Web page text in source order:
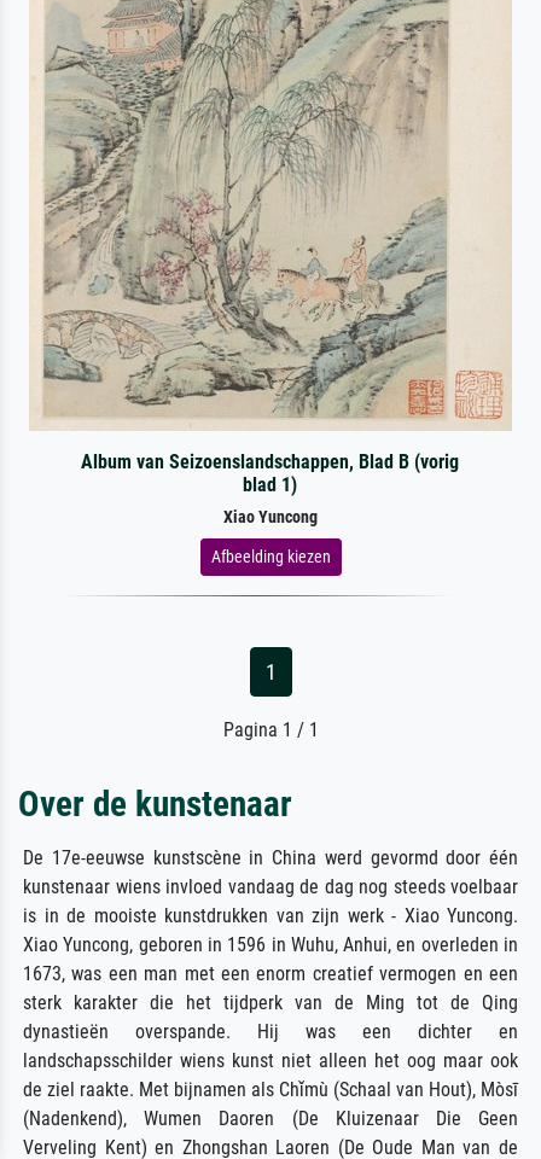
Album van Seizoenslandschappen, Blad B (vorig
blad 1)
Xiao Yuncong
Afbeelding kiezen
1
Pagina 1 / 1
Over de kunstenaar
De 17e-eeuwse kunstscène in China werd gevormd door één
kunstenaar wiens invloed vandaag de dag nog steeds voelbaar
is in de mooiste kunstdrukken van zijn werk - Xiao Yuncong.
Xiao Yuncong, geboren in 1596 in Wuhu, Anhui, en overleden in
1673, was een man met een enorm creatief vermogen en een
sterk karakter die het tijdperk van de Ming tot de Qing
dynastieën overspande. Hij was een dichter en
landschapsschilder wiens kunst niet alleen het oog maar ook
de ziel raakte. Met bijnamen als Chǐmù (Schaal van Hout), Mòsī
(Nadenkend), Wumen Daoren (De Kluizenaar Die Geen
Verveling Kent) en Zhongshan Laoren (De Oude Man van de